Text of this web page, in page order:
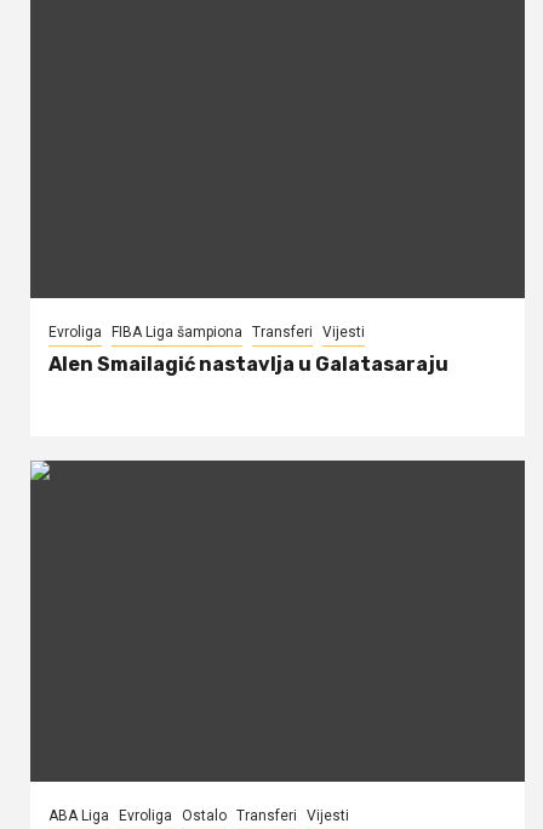
Evroliga FIBA Liga šampiona Transferi Vijesti
Alen Smailagić nastavlja u Galatasaraju
ABA Liga Evroliga Ostalo Transferi Vijesti